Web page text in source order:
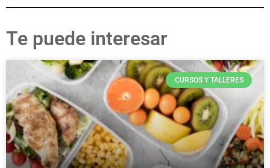
Te puede interesar
CURSOS Y TALLERES